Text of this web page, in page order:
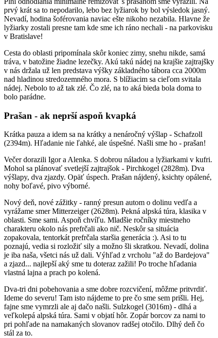
prvý krát sa to nepodarilo, lebo bez lyžiarok by bol výsledok jasný.
Nevadí, hodina šoférovania naviac ešte nikoho nezabila. Hlavne že
lyžiarky zostali presne tam kde sme ich ráno nechali - na parkovisku
v Bratislave!
Cesta do oblasti pripomínala skôr koniec zimy, snehu nikde, samá
tráva, v batožine žiadne lezečky. Akú takú nádej na krajšie zajtrajšky
v nás držala už len predstava výšky základného tábora cca 2000m
nad hladinou stredozemného mora. S blížiacim sa cieľom svitala
nádej. Nebolo to až tak zlé. Čo zlé, na to aká bieda bola doma to
bolo parádne.
Prašan - ak neprší aspoň kvapká
Krátka pauza a idem sa na krátky a nenáročný výšlap - Schafzoll
(2394m). Hľadanie nie ľahké, ale úspešné. Našli sme ho - prašan!
Večer dorazili Igor a Alenka. S dobrou náladou a lyžiarkami v kufri.
Mohol sa plánovať svetlejší zajtrajšok - Pirchkogel (2828m). Dva
výšlapy, dva zjazdy. Opäť úspech. Prašan nájdený, ksichty opálené,
nohy boľavé, pivo výborné.
Nový deň, nové zážitky - ranný presun autom o dolinu vedľa a
vyrážame smer Mitterzeiger (2628m). Pekná alpská túra, klasika v
oblasti. Sme sami. Aspoň chvíľu. Mladšie ročníky miestneho
charakteru okolo nás prefrčali ako nič. Neskôr sa situácia
zopakovala, tentorkát prefrčala staršia generácia :). Asi to tu
poznajú, vedia si rozložiť sily a možno šli skratkou. Nevadí, dolina
je iba naša, všetci nás už dali. Výhľad z vrcholu "až do Bardejova"
a zjazd... najlepší aký sme tu doteraz zažili! Po troche hľadania
vlastná lajna a prach po kolená.
Dva-tri dni pobehovania a sme dobre rozcvičení, môžme pritvrdiť.
Ideme do severu! Tam isto nájdeme to pre čo sme sem prišli. Hej,
fajne sme vymrzli ale aj dačo našli. Sulzkogel (3016m) - dlhá a
veľkolepá alpská túra. Sami v objatí hôr. Zopár borcov za nami to
pri pohľade na namakaných slovanov radšej otočilo. Dlhý deň čo
stál za to.